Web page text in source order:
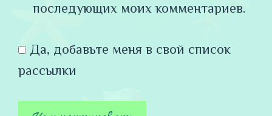
последующих моих комментариев.
Да, добавьте меня в свой список
рассылки